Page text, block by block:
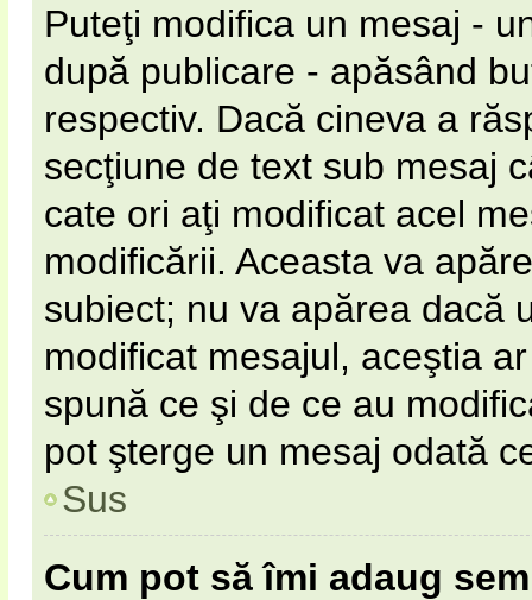
Puteţi modifica un mesaj -
după publicare - apăsând
respectiv. Dacă cineva a
secţiune de text sub mesaj
cate ori aţi modificat acel
modificării. Aceasta va
subiect; nu va apărea dacă
modificat mesajul, aceştia
spună ce şi de ce au
pot şterge un mesaj odată
Sus
Cum pot să îmi adaug